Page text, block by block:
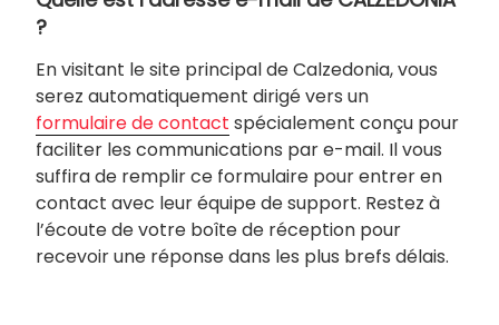
?
En visitant le site principal de Calzedonia, vous
serez automatiquement dirigé vers un
formulaire de contact spécialement conçu pour
faciliter les communications par e-mail. Il vous
suffira de remplir ce formulaire pour entrer en
contact avec leur équipe de support. Restez à
l’écoute de votre boîte de réception pour
recevoir une réponse dans les plus brefs délais.